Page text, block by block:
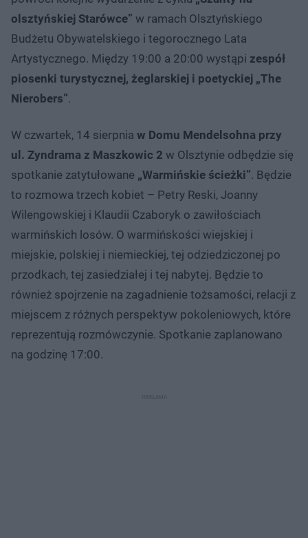
olsztyńskiej Starówce” w ramach Olsztyńskiego
Budżetu Obywatelskiego i tegorocznego Lata
Artystycznego. Między 19:00 a 20:00 wystąpi zespół
piosenki turystycznej, żeglarskiej i poetyckiej „The
Nierobers”.
W czwartek, 14 sierpnia w Domu Mendelsohna przy
ul. Zyndrama z Maszkowic 2 w Olsztynie odbędzie się
spotkanie zatytułowane „Warmińskie ścieżki”. Będzie
to rozmowa trzech kobiet – Petry Reski, Joanny
Wilengowskiej i Klaudii Czaboryk o zawiłościach
warmińskich losów. O warmińskości wiejskiej i
miejskie, polskiej i niemieckiej, tej odziedziczonej po
przodkach, tej zasiedziałej i tej nabytej. Będzie to
również spojrzenie na zagadnienie tożsamości, relacji z
miejscem z różnych perspektyw pokoleniowych, które
reprezentują rozmówczynie. Spotkanie zaplanowano
na godzinę 17:00.